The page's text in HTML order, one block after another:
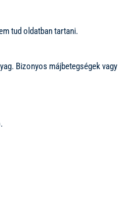
tud oldatban tartani.
Bizonyos májbetegségek vagy